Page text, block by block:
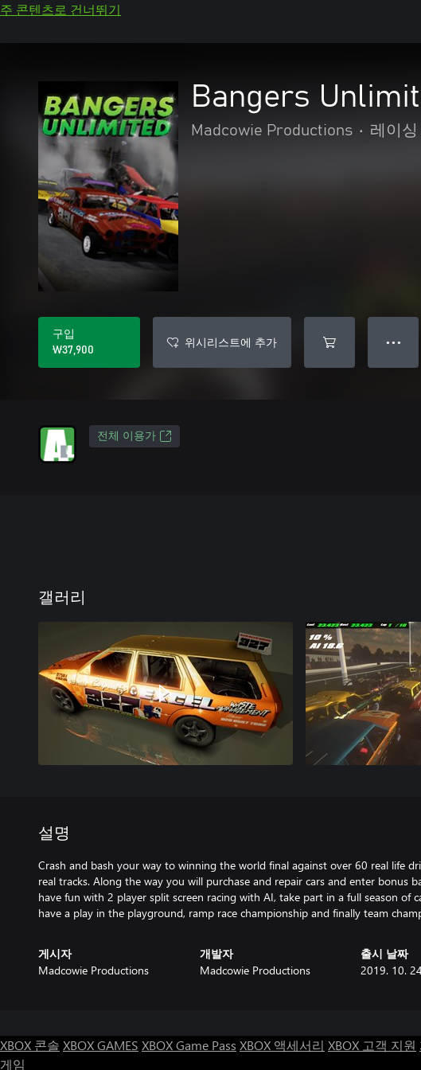
주 콘텐츠로 건너뛰기
Bangers
Madcowie Productions • 레이싱
구입
₩37,900
위시리스트에 추가 ● ● ●
전체 이용가
갤러리
설명
Crash and bash your way to winning the world final against over 60 real life
real tracks. Along the way you will purchase and repair cars and enter bonus
have fun with 2 player split screen racing with AI, take part in a full season of
have a play in the playground, ramp race championship and finally team
게시자
Madcowie Productions
개발자
Madcowie Productions
출시 날짜
2019. 10.
XBOX 콘솔 XBOX GAMES XBOX Game Pass XBOX 액세서리 XBOX 고객 지원
게임